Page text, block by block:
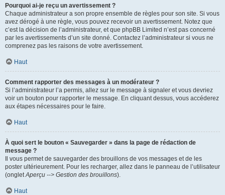
Pourquoi ai-je reçu un avertissement ?
Chaque administrateur a son propre ensemble de règles pour son site. Si vous
avez dérogé à une règle, vous pouvez recevoir un avertissement. Notez que
c’est la décision de l’administrateur, et que phpBB Limited n’est pas concerné
par les avertissements d’un site donné. Contactez l’administrateur si vous ne
comprenez pas les raisons de votre avertissement.
Haut
Comment rapporter des messages à un modérateur ?
Si l’administrateur l’a permis, allez sur le message à signaler et vous devriez
voir un bouton pour rapporter le message. En cliquant dessus, vous accéderez
aux étapes nécessaires pour le faire.
Haut
À quoi sert le bouton « Sauvegarder » dans la page de rédaction de
message ?
Il vous permet de sauvegarder des brouillons de vos messages et de les
poster ultérieurement. Pour les recharger, allez dans le panneau de l’utilisateur
(ongletAperçu --> Gestion des brouillons).
Haut